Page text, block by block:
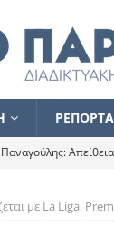
και η απορία για το
με La Liga,